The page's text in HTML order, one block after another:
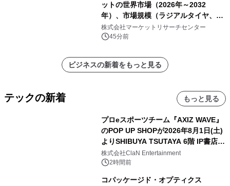
ットの世界市場（2026年～2032
年）、市場規模（ラジアルタイヤ、サ
イドウォール補強タイヤ、その他）・
分析レポートを発表
株式会社マーケットリサーチセンター
45分前
ビジネスの新着をもっと見る
テックの新着 もっと見る
プロeスポーツチーム『AXIZ WAVE』
のPOP UP SHOPが2026年8月1日(土)
よりSHIBUYA TSUTAYA 6階 IP書店で
開催決定！！
株式会社ClaN Entertainment
2時間前
コパッケージド・オプティクス